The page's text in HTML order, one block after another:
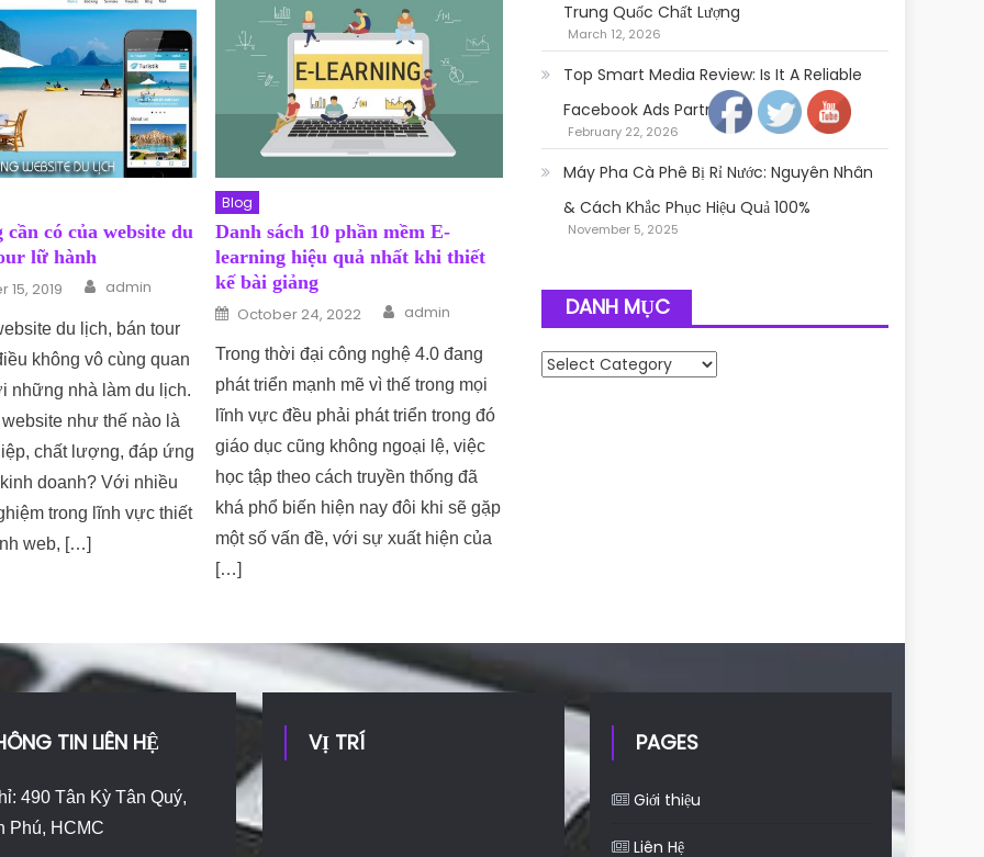
cần có của website du
lữ hành
15, 2019 Author
admin
du lịch, bán tour
không vô cùng quan
những nhà làm du lịch.
như thế nào là
chất lượng, đáp ứng
doanh? Với nhiều
trong lĩnh vực thiết
web, […]
Blog
Danh sách 10 phần mềm E-
learning hiệu quả nhất khi thiết
kế bài giảng
Posted on
October 24, 2022 Author
admin
Trong thời đại công nghệ 4.0 đang
phát triển mạnh mẽ vì thế trong mọi
lĩnh vực đều phải phát triển trong đó
giáo dục cũng không ngoại lệ, việc
học tập theo cách truyền thống đã
khá phổ biến hiện nay đôi khi sẽ gặp
một số vấn đề, với sự xuất hiện của
[…]
Trung Quốc Chất Lượng
March 12, 2026
Top Smart Media Review: Is It A Reliable
Facebook Ads Partner?
February 22, 2026
Máy Pha Cà Phê Bị Rỉ Nước: Nguyên Nhân
& Cách Khắc Phục Hiệu Quả 100%
November 5, 2025
DANH MỤC
Danh mục
TIN LIÊN HỆ
490 Tân Kỳ Tân Quý,
Phú, HCMC
VỊ TRÍ PAGES
Giới thiệu
Liên Hệ
Follow